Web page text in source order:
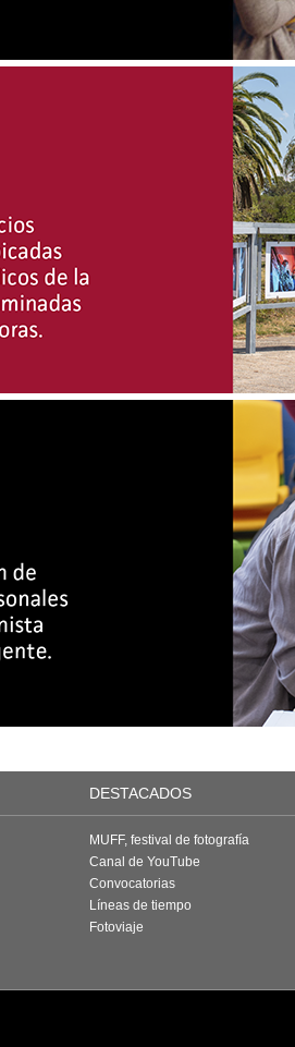
DESTACADOS
MUFF, festival de fotografía
Canal de YouTube
Convocatorias
Líneas de tiempo
Fotoviaje